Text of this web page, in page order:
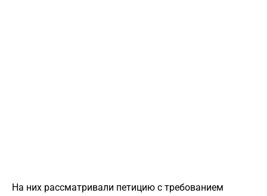
На них рассматривали петицию с требованием